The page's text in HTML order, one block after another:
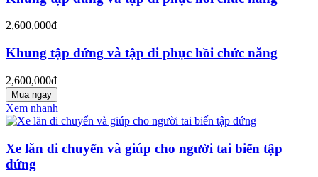
2,600,000đ
Khung tập đứng và tập đi phục hồi chức năng
2,600,000đ
Mua ngay
Xem nhanh
Xe lăn di chuyển và giúp cho người tai biến tập
đứng